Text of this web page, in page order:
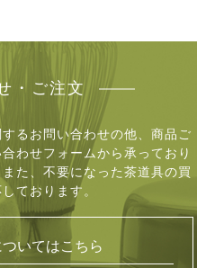
・ご注文
るお問い合わせの他、商品ご
わせフォームから承っており
また、不要になった茶道具の買
ております。
いてはこちら